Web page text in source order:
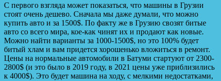
С первого взгляда может показаться, что машины в Грузии
стоят очень дешево. Сначала мы даже думали, что можно
купить авто и за 1500$. По факту же в Грузию свозят битые
авто со всего мира, кое-как чинят их и продают как новые.
Можно найти варианты за 1000-1500$, но это 100% будет
битый хлам и вам придется хорошенько вложиться в ремонт.
Цены на нормальные автомобили в Батуми стартуют от 2300-
2800$ (и это было в 2019 году, в 2021 цены уже приблизились
к 4000$). Это будет машина на ходу, с мелкими недостатками,